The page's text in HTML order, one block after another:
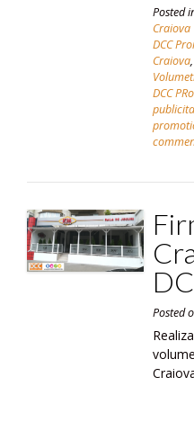
Posted
Craiova
DCC
Craiova,
DCC
Posted